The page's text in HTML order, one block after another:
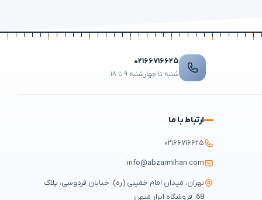
۰۲۱۶۶۷۱۶۶۲۵
شنبه تا چهارشنبه ۹ تا ۱۸
ارتباط با ما
۰۲۱۶۶۷۱۶۶۲۵
info@abzarmihan.com
تهران، میدان امام خمینی (ره)، خیابان فردوسی، پلاک
68، فروشگاه ابزار میهن